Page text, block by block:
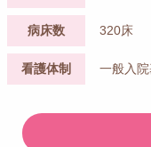
病床数 320床
看護体制 一般入